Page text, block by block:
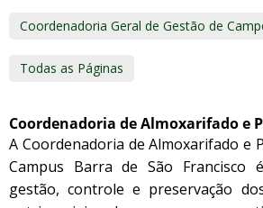
Coordenadoria Geral de Gestão de
Todas as Páginas
Coordenadoria de Almoxarifado e
A Coordenadoria de Almoxarifado e
Campus Barra de São Francisco
gestão, controle e preservação